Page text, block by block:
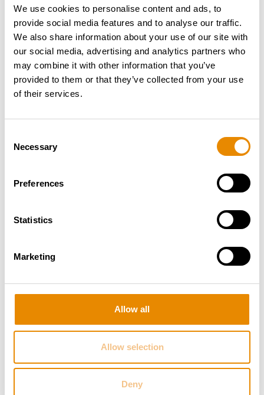
We use cookies to personalise content and ads, to
provide social media features and to analyse our traffic.
We also share information about your use of our site with
our social media, advertising and analytics partners who
may combine it with other information that you’ve
provided to them or that they’ve collected from your use
of their services.
Selection
Necessary
Preferences
Statistics
Marketing
Allow all
Allow selection
Deny
ÄHNLICHE PRODUKTE
RUTHMANN T360 HV17, KOM. 32164
Zur Arbeitsbühne